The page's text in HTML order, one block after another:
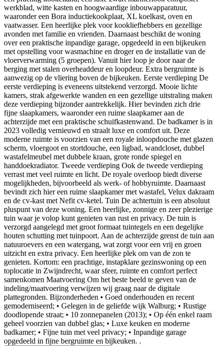
werkblad, witte kasten en hoogwaardige inbouwapparatuur,
waaronder een Bora inductiekookplaat, XL koelkast, oven en
vaatwasser. Een heerlijke plek voor kookliefhebbers en gezellige
avonden met familie en vrienden. Daarnaast beschikt de woning
over een praktische inpandige garage, opgedeeld in een bijkeuken
met opstelling voor wasmachine en droger en de installatie van de
vloerverwarming (5 groepen). Vanuit hier loop je door naar de
berging met stalen overheaddeur en loopdeur. Extra bergruimte is
aanwezig op de vliering boven de bijkeuken. Eerste verdieping De
eerste verdieping is eveneens uitstekend verzorgd. Mooie lichte
kamers, strak afgewerkte wanden en een gezellige uitstraling maken
deze verdieping bijzonder aantrekkelijk. Hier bevinden zich drie
fijne slaapkamers, waaronder een ruime slaapkamer aan de
achterzijde met een praktische schuifkastenwand. De badkamer is in
2023 volledig vernieuwd en straalt luxe en comfort uit. Deze
moderne ruimte is voorzien van een royale inloopdouche met glazen
scherm, vloergoot en stortdouche, een ligbad, wandcloset, dubbel
wastafelmeubel met dubbele kraan, grote ronde spiegel en
handdoekradiator. Tweede verdieping Ook de tweede verdieping
verrast met veel ruimte en licht. De royale overloop biedt diverse
mogelijkheden, bijvoorbeeld als werk- of hobbyruimte. Daarnaast
bevindt zich hier een ruime slaapkamer met wastafel, Velux dakraam
en de cv-kast met Nefit cv-ketel. Tuin De achtertuin is een absoluut
pluspunt van deze woning. Een heerlijke, zonnige en zeer plezierige
tuin waar je volop kunt genieten van rust en privacy. De tuin is
verzorgd aangelegd met groot formaat tuintegels en een degelijke
houten schutting met tuinpoort. Aan de achterzijde grenst de tuin aan
natuuroevers en een watergang, wat zorgt voor een vrij en groen
uitzicht en extra privacy. Een heerlijke plek om van de zon te
genieten. Kortom: een prachtige, instapklare gezinswoning op een
toplocatie in Zwijndrecht, waar sfeer, ruimte en comfort perfect
samenkomen Maatvoering Om het beste beeld te geven van de
indeling/maatvoering verwijzen wij graag naar de digitale
plattegronden. Bijzonderheden • Goed onderhouden en recent
gemoderniseerd; • Gelegen in de geliefde wijk Walburg; • Rustige
doodlopende straat; • 10 zonnepanelen (2013); • Op één enkel raam
geheel voorzien van dubbel glas; • Luxe keuken en moderne
badkamer; • Fijne tuin met veel privacy; • Inpandige garage
opgedeeld in fijne bergruimte en bijkeuken. .